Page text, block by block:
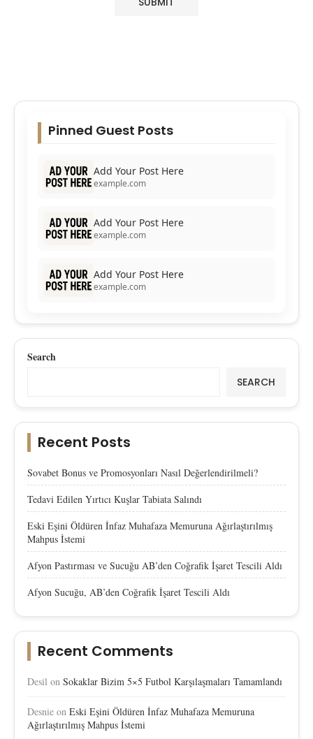
Pinned Guest Posts
Add Your Post Here
example.com
Add Your Post Here
example.com
Add Your Post Here
example.com
Search
SEARCH
Recent Posts
Sovabet Bonus ve Promosyonları Nasıl Değerlendirilmeli?
Tedavi Edilen Yırtıcı Kuşlar Tabiata Salındı
Eski Eşini Öldüren İnfaz Muhafaza Memuruna Ağırlaştırılmış
Mahpus İstemi
Afyon Pastırması ve Sucuğu AB’den Coğrafik İşaret Tescili Aldı
Afyon Sucuğu, AB’den Coğrafik İşaret Tescili Aldı
Recent Comments
Desil on Sokaklar Bizim 5×5 Futbol Karşılaşmaları Tamamlandı
Desnie on Eski Eşini Öldüren İnfaz Muhafaza Memuruna
Ağırlaştırılmış Mahpus İstemi